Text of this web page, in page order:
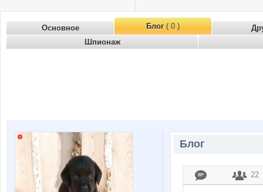
Основное Блог( 0 )
Шпионаж
Блог
22